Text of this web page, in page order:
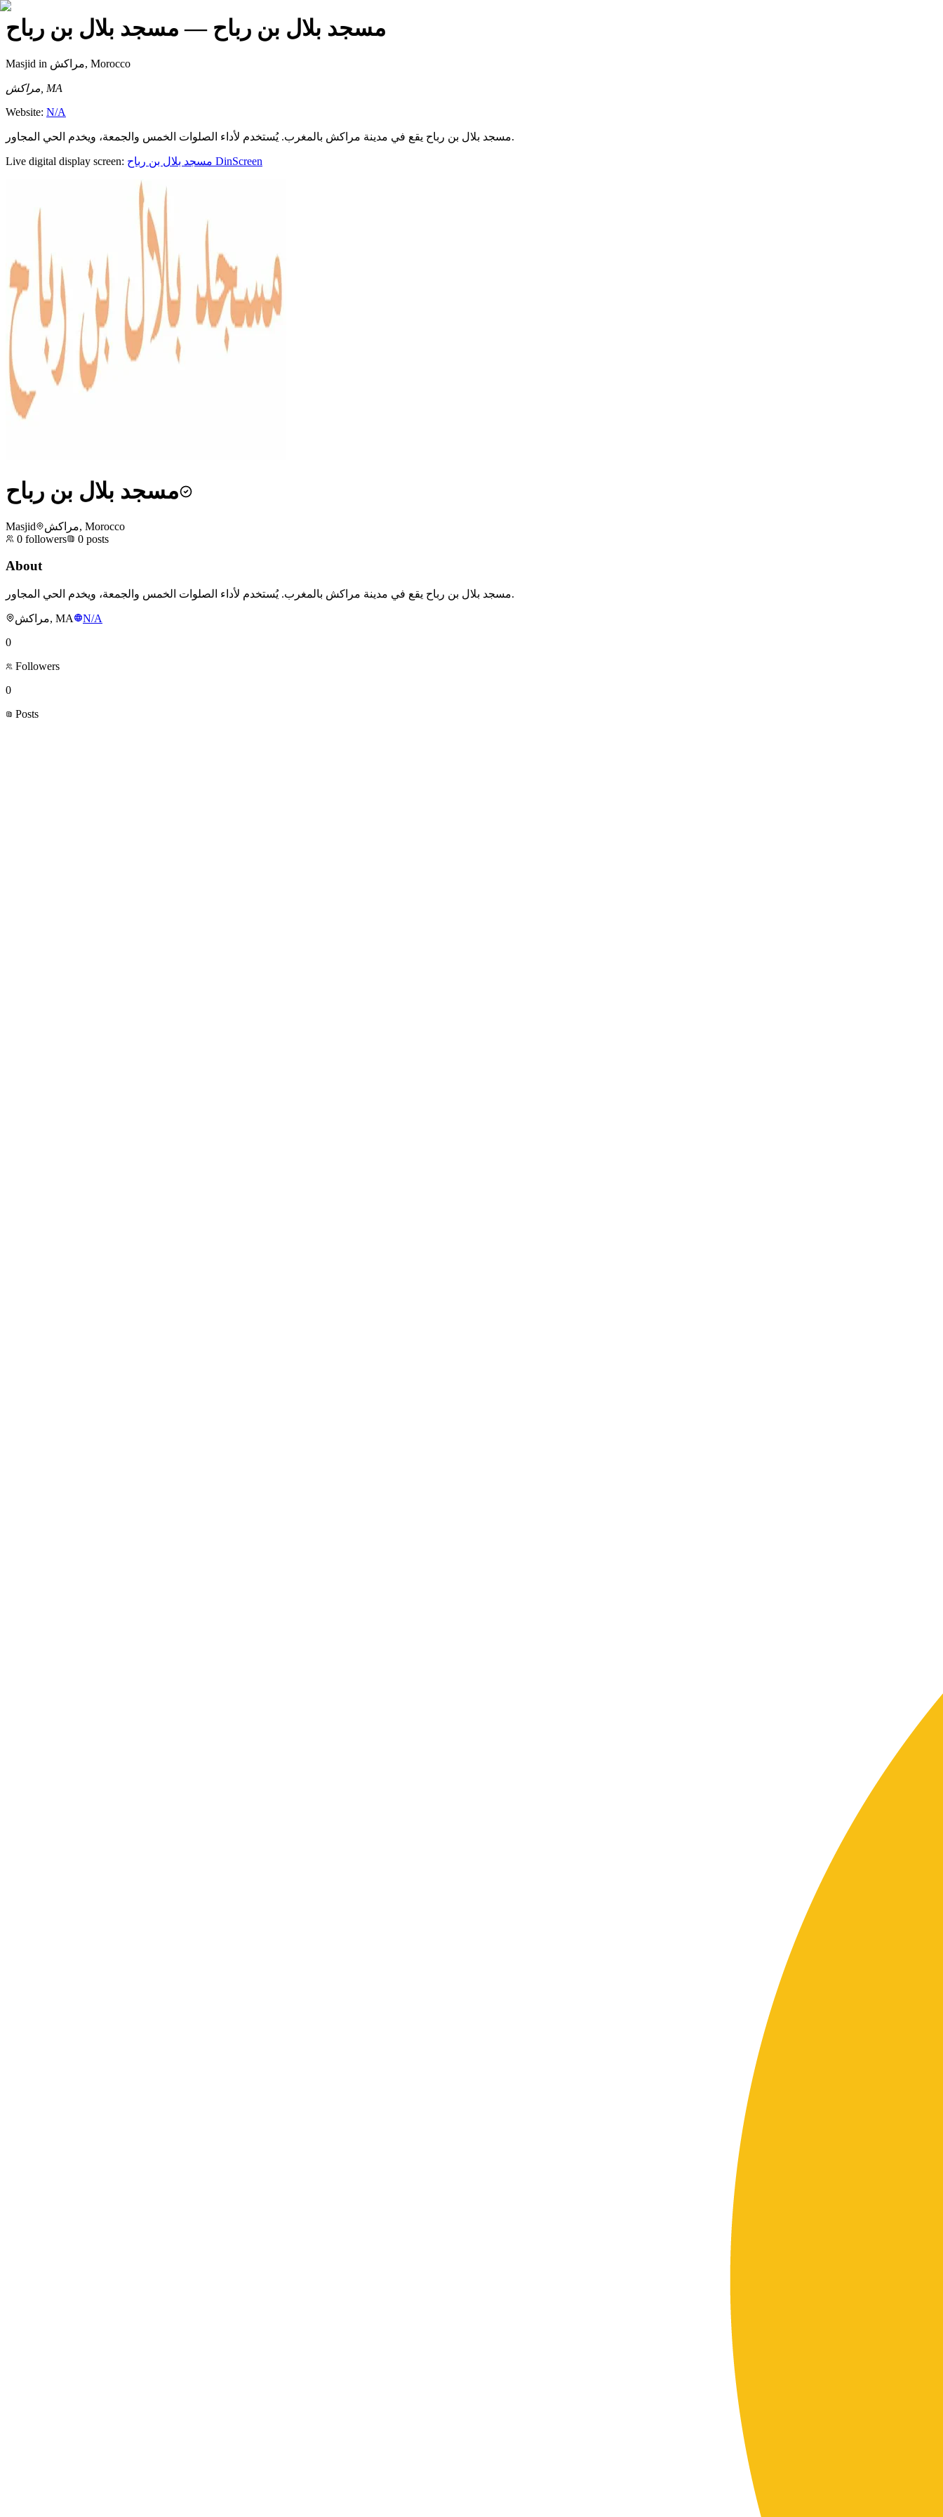
مسجد بلال بن رباح — مسجد بلال بن رباح
Masjid in مراكش, Morocco
مراكش, MA
Website: N/A
مسجد بلال بن رباح يقع في مدينة مراكش بالمغرب. يُستخدم لأداء الصلوات الخمس والجمعة، ويخدم الحي المجاور.
Live digital display screen: مسجد بلال بن رباح DinScreen
مسجد بلال بن رباح
Masjid
مراكش, Morocco
0 followers 0 posts
About
مسجد بلال بن رباح يقع في مدينة مراكش بالمغرب. يُستخدم لأداء الصلوات الخمس والجمعة، ويخدم الحي المجاور.
مراكش, MA
N/A
0
Followers
0
Posts